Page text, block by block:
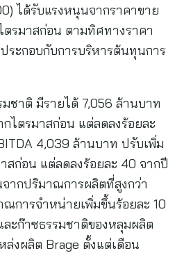
ได้รับแรงหนุนจากราคาขาย
ตรมาสก่อน ตามทิศทางราคา
ะกอบกับการบริหารต้นทุนการ
ชาติ มีรายได้ 7,056 ล้านบาท
ไตรมาสก่อน แต่ลดลงร้อยละ
4,039 ล้านบาท ปรับเพิ่ม
สก่อน แต่ลดลงร้อยละ 40 จากปี
ากปริมาณการผลิตที่สูงกว่า
การจำหน่ายเพิ่มขึ้นร้อยละ 10
ะก๊าซธรรมชาติของหลุมผลิต
ล่งผลิต Brage ตั้งแต่เดือน